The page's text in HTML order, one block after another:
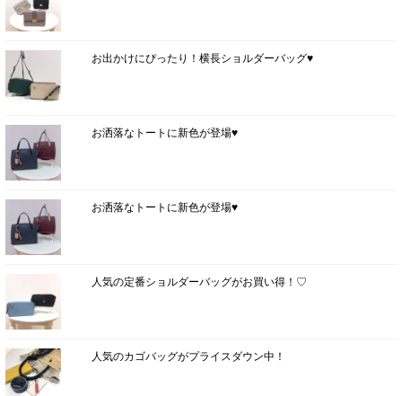
お出かけにぴったり！横長ショルダーバッグ♥
お洒落なトートに新色が登場♥
お洒落なトートに新色が登場♥
人気の定番ショルダーバッグがお買い得！♡
人気のカゴバッグがプライスダウン中！